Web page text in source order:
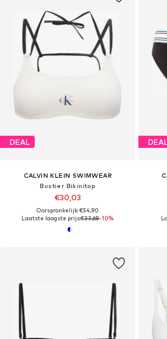
DEAL
CALVIN KLEIN SWIMWEAR
Bustier Bikinitop
€30,03
Oorspronkelijk: €54,90
Laatste laagste prijs:€33,68-10%